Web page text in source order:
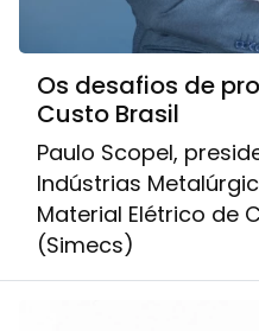
Os desafios de
Custo Brasil
Paulo Scopel,
Indústrias
Material Elétrico de
(Simecs)